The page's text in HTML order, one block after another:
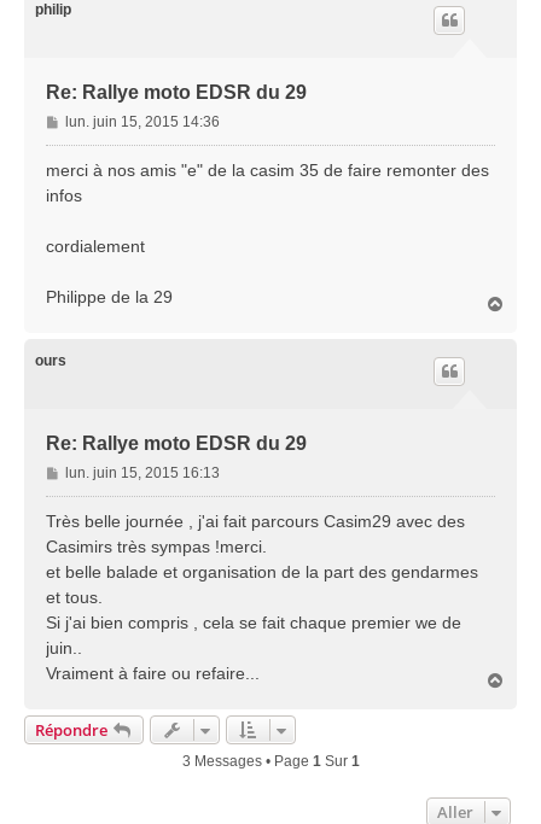
philip
Re: Rallye moto EDSR du 29
M
e
s
s
e
lun. juin 15, 2015 14:36
merci à nos amis "e" de la casim 35 de faire remonter des
infos
cordialement
Philippe de la 29
ours
Re: Rallye moto EDSR du 29
M
e
s
a
g
e
lun. juin 15, 2015 16:13
Très belle journée , j'ai fait parcours Casim29 avec des
Casimirs très sympas !merci.
et belle balade et organisation de la part des gendarmes
et tous.
Si j'ai bien compris , cela se fait chaque premier we de
juin..
Vraiment à faire ou refaire...
Répondre
3 Messages • Page 1 Sur 1
Aller